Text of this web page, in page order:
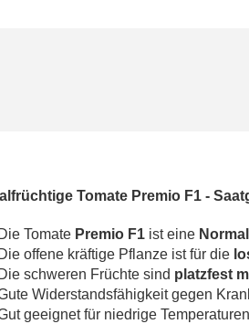
Tomate Premio F1 -
Die Tomate Premio F1 ist eine
Die offene kräftige Pflanze ist für die
Die schweren Früchte sind platzfest
Widerstandsfähigkeit gegen
geeignet für niedrige